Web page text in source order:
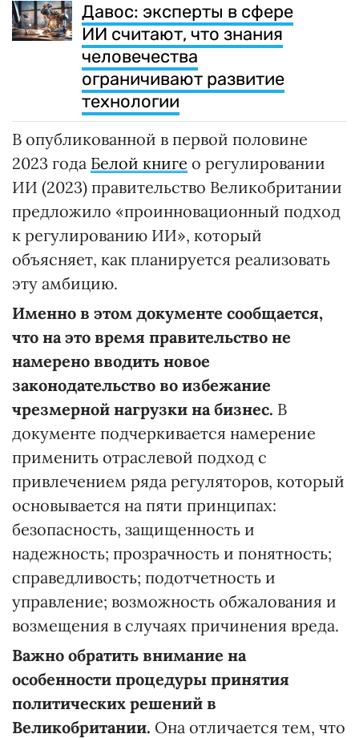
Давос: эксперты в сфере
ИИ считают, что знания
человечества
ограничивают развитие
технологии
В опубликованной в первой половине
2023 года Белой книге о регулировании
ИИ (2023) правительство Великобритании
предложило «проинновационный подход
к регулированию ИИ», который
объясняет, как планируется реализовать
эту амбицию.
Именно в этом документе сообщается,
что на это время правительство не
намерено вводить новое
законодательство во избежание
чрезмерной нагрузки на бизнес. В
документе подчеркивается намерение
применить отраслевой подход с
привлечением ряда регуляторов, который
основывается на пяти принципах:
безопасность, защищенность и
надежность; прозрачность и понятность;
справедливость; подотчетность и
управление; возможность обжалования и
возмещения в случаях причинения вреда.
Важно обратить внимание на
особенности процедуры принятия
политических решений в
Великобритании. Она отличается тем, что